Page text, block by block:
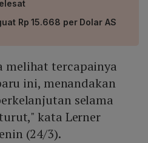
Rp 15.668 per Dolar AS
melihat tercapainya
ini, menandakan
selama
kata Lerner
(24/3).